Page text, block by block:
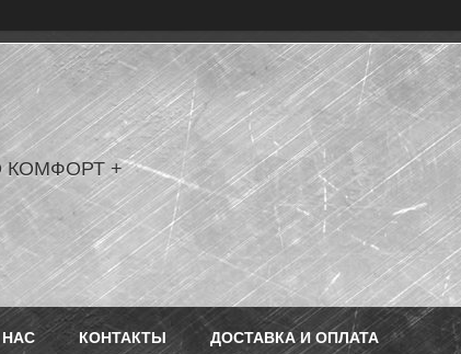
КОМФОРТ +
КОНТАКТЫ ДОСТАВКА И ОПЛАТА